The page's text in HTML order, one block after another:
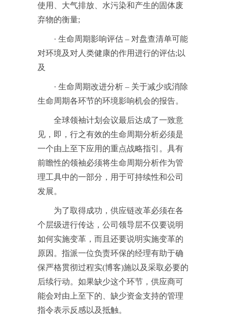
使用、大气排放、水污染和产生的固体废
弃物的衡量;
· 生命周期影响评估 – 对盘查清单可能
对环境及对人类健康的作用进行的评估;以
及
· 生命周期改进分析 – 关于减少或消除
生命周期各环节的环境影响机会的报告。
全球领袖计划会议最后达成了一致意
见，即，行之有效的生命周期分析必须是
一个由上至下应用的重点战略指引。具有
前瞻性的领袖必须将生命周期分析作为管
理工具中的一部分，用于可持续性和公司
发展。
为了取得成功，供应链改革必须在各
个层级进行传达，公司领导层不仅要说明
如何实施变革，而且还要说明实施变革的
原因。指派一位负责环保的经理有助于确
保严格贯彻过程实(博客)施以及采取必要的
后续行动。如果缺少这个环节，供应商可
能会对由上至下的、缺少资金支持的管理
指令表示反感以及抵触。